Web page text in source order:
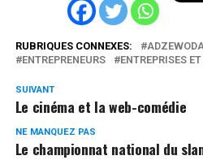
RUBRIQUES CONNEXES:
ENTREPRENEURS
ENTREPRISES
SUIVANT
Le cinéma et la web-comédie
NE MANQUEZ PAS
Le championnat national du